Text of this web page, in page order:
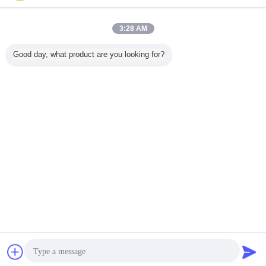
Chiacchierare
Copyright © 2016 - 2026 Shanghai Kinsom Precision Hardware Co.,ltd.
3:28 AM
Good day, what product are you looking for?